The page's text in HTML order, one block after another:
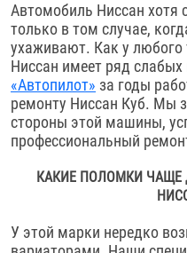
Автомобиль Ниссан хотя
только в том случае,
ухаживают. Как у любого
Ниссан имеет ряд слабых
«Автопилот» за годы
ремонту Ниссан Куб. Мы
стороны этой машины,
профессиональный
КАКИЕ ПОЛОМКИ ЧАЩЕ
У этой марки нередко